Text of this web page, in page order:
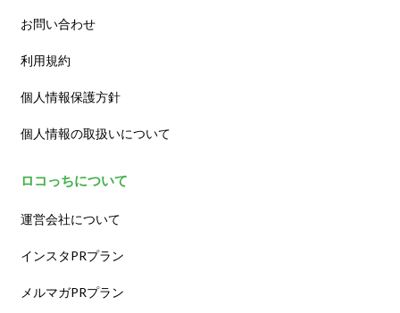
お問い合わせ
利用規約
個人情報保護方針
個人情報の取扱いについて
ロコっちについて
運営会社について
インスタPRプラン
メルマガPRプラン